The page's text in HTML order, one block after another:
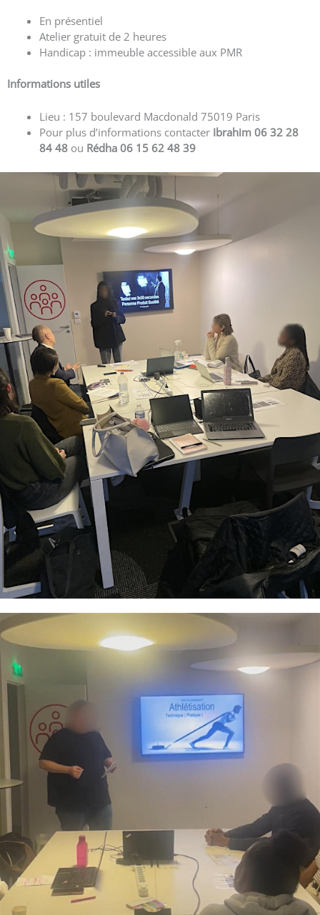
En présentiel
Atelier gratuit de 2 heures
Handicap : immeuble accessible aux PMR
Informations utiles
Lieu : 157 boulevard Macdonald 75019 Paris
Pour plus d’informations contacter Ibrahim 06 32 28
84 48 ou Rédha 06 15 62 48 39